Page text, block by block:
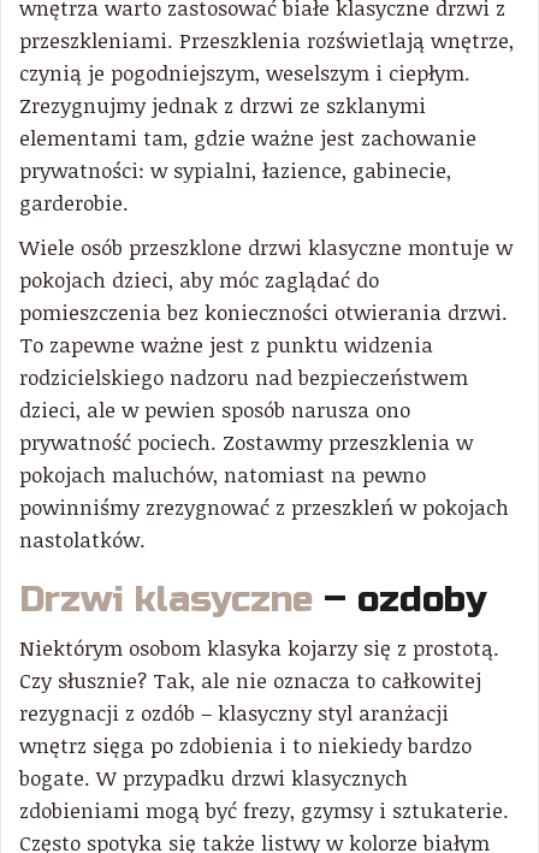
wnętrza warto zastosować białe klasyczne drzwi z
przeszkleniami. Przeszklenia rozświetlają wnętrze,
czynią je pogodniejszym, weselszym i ciepłym.
Zrezygnujmy jednak z drzwi ze szklanymi
elementami tam, gdzie ważne jest zachowanie
prywatności: w sypialni, łazience, gabinecie,
garderobie.
Wiele osób przeszklone drzwi klasyczne montuje w
pokojach dzieci, aby móc zaglądać do
pomieszczenia bez konieczności otwierania drzwi.
To zapewne ważne jest z punktu widzenia
rodzicielskiego nadzoru nad bezpieczeństwem
dzieci, ale w pewien sposób narusza ono
prywatność pociech. Zostawmy przeszklenia w
pokojach maluchów, natomiast na pewno
powinniśmy zrezygnować z przeszkleń w pokojach
nastolatków.
Drzwi klasyczne – ozdoby
Niektórym osobom klasyka kojarzy się z prostotą.
Czy słusznie? Tak, ale nie oznacza to całkowitej
rezygnacji z ozdób – klasyczny styl aranżacji
wnętrz sięga po zdobienia i to niekiedy bardzo
bogate. W przypadku drzwi klasycznych
zdobieniami mogą być frezy, gzymsy i sztukaterie.
Często spotyka się także listwy w kolorze białym